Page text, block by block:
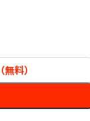
10時
時
料）